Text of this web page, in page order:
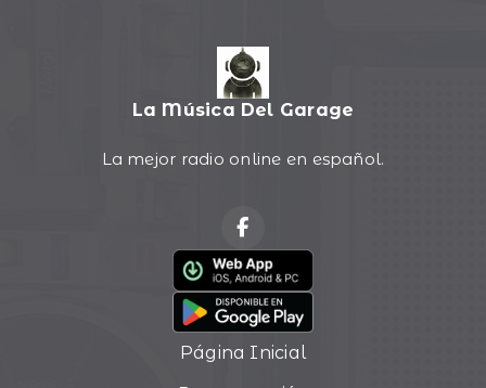
La Música Del Garage
La mejor radio online en español.
Página Inicial